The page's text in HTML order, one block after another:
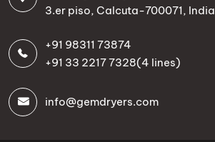
3.er piso, Calcuta-700071, India
+91 98311 73874
+91 33 2217 7328(4 lines)
info@gemdryers.com